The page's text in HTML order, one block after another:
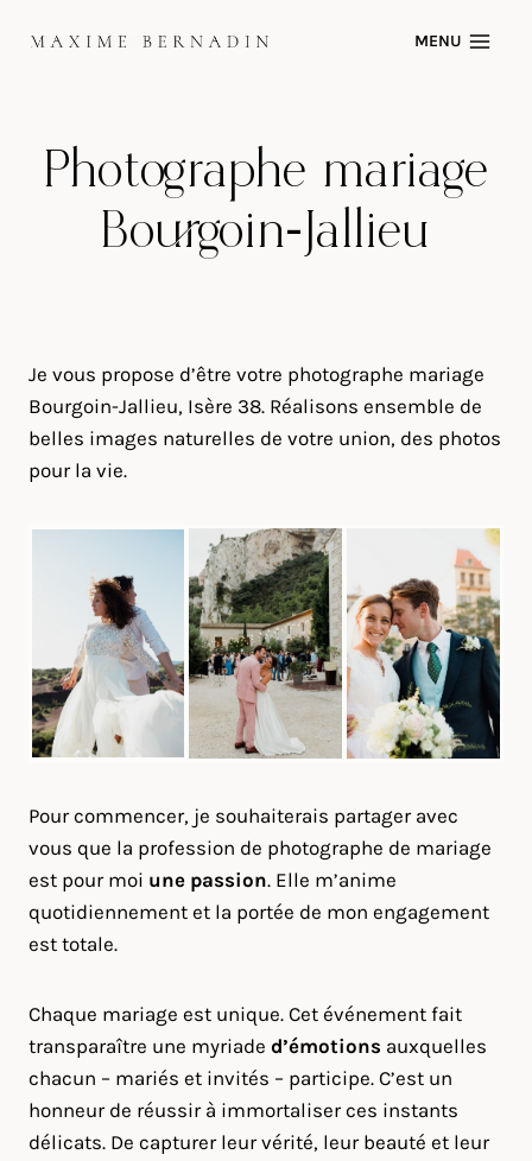
MENU
Photographe mariage
Bourgoin-Jallieu
Je vous propose d’être votre photographe mariage
Bourgoin-Jallieu, Isère 38. Réalisons ensemble de
belles images naturelles de votre union, des photos
pour la vie.
Pour commencer, je souhaiterais partager avec
vous que la profession de photographe de mariage
est pour moi une passion. Elle m’anime
quotidiennement et la portée de mon engagement
est totale.
Chaque mariage est unique. Cet événement fait
transparaître une myriade d’émotions auxquelles
chacun – mariés et invités – participe. C’est un
honneur de réussir à immortaliser ces instants
délicats. De capturer leur vérité, leur beauté et leur